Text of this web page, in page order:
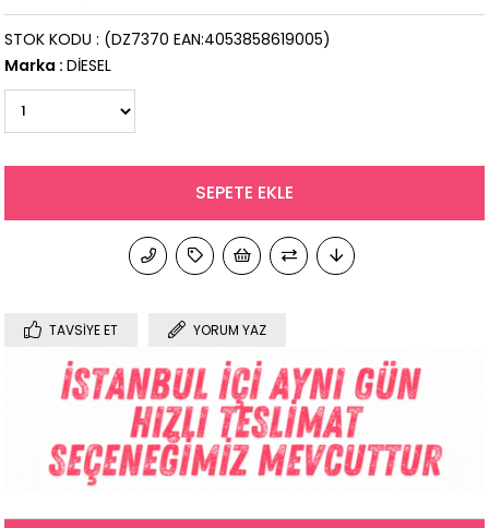
(DZ7370 EAN:4053858619005)
STOK KODU
Marka : DİESEL
TAVSIYE ET YORUM YAZ